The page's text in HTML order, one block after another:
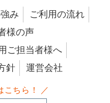
み
ご利用の流れ
様の声
ご担当者様へ
針
運営会社
こちら！ ／